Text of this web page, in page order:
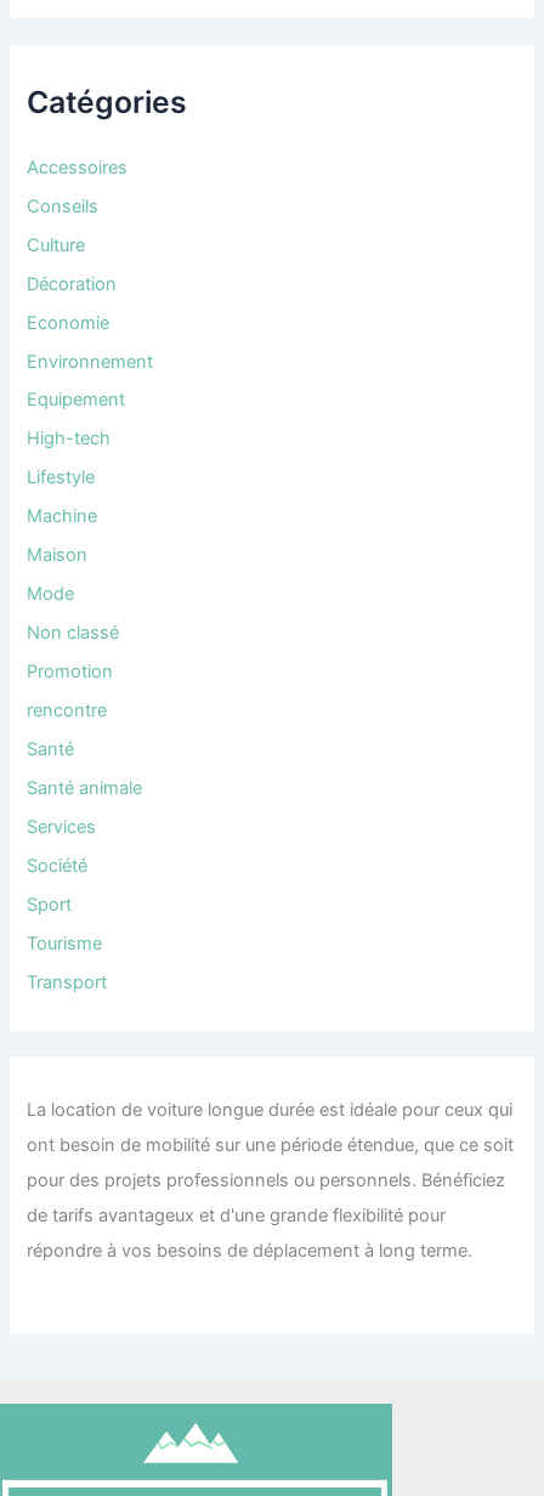
Catégories
Accessoires
Conseils
Culture
Décoration
Economie
Environnement
Equipement
High-tech
Lifestyle
Machine
Maison
Mode
Non classé
Promotion
rencontre
Santé
Santé animale
Services
Société
Sport
Tourisme
Transport
La location de voiture longue durée est idéale pour ceux qui
ont besoin de mobilité sur une période étendue, que ce soit
pour des projets professionnels ou personnels. Bénéficiez
de tarifs avantageux et d'une grande flexibilité pour
répondre à vos besoins de déplacement à long terme.